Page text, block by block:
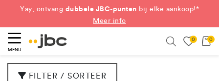
Yay, ontvang dubbele JBC-punten bij elke aankoop!*
Meer info
MENU
0 0
FILTER / SORTEER